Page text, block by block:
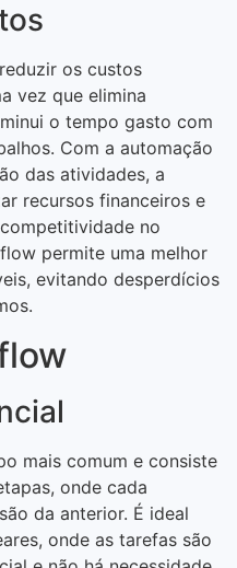
os custos
vez que elimina
o tempo gasto com
Com a automação
das atividades, a
recursos financeiros e
no
permite uma melhor
evitando desperdícios
mais comum e consiste
onde cada
da anterior. É ideal
onde as tarefas são